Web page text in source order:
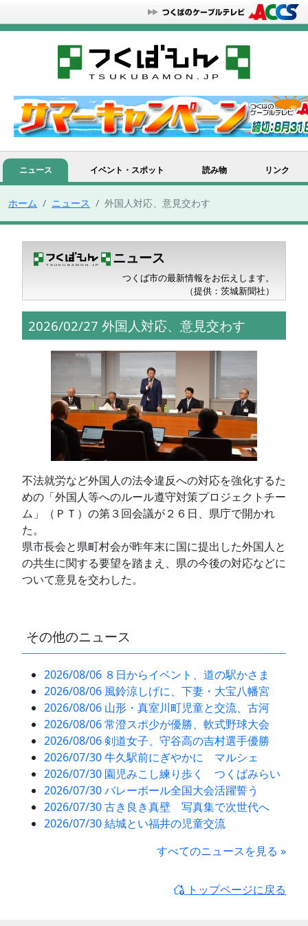
ニュース イベント・スポット 読み物 リンク
ホーム ニュース 外国人対応、意見交わす
ニュース
つくば市の最新情報をお伝えします。
（提供：茨城新聞社）
2026/02/27 外国人対応、意見交わす
不法就労など外国人の法令違反への対応を強化するた
めの「外国人等へのルール遵守対策プロジェクトチー
ム」（ＰＴ）の第３回会議が２６日、県庁で開かれ
た。
県市長会と県町村会が昨年末に国に提出した外国人と
の共生に関する要望を踏まえ、県の今後の対応などに
ついて意見を交わした。
その他のニュース
2026/08/06 ８日からイベント、道の駅かさま
2026/08/06 風鈴涼しげに、下妻・大宝八幡宮
2026/08/06 山形・真室川町児童と交流、古河
2026/08/06 常澄スポ少が優勝、軟式野球大会
2026/08/06 剣道女子、守谷高の吉村選手優勝
2026/07/30 牛久駅前にぎやかに マルシェ
2026/07/30 園児みこし練り歩く つくばみらい
2026/07/30 バレーボール全国大会活躍誓う
2026/07/30 古き良き真壁 写真集で次世代へ
2026/07/30 結城とい福井の児童交流
すべてのニュースを見る »
トップページに戻る